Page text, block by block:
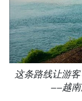
这条路线让游
——越